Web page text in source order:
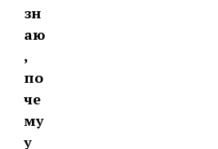
зн
аю
,
по
че
му
у